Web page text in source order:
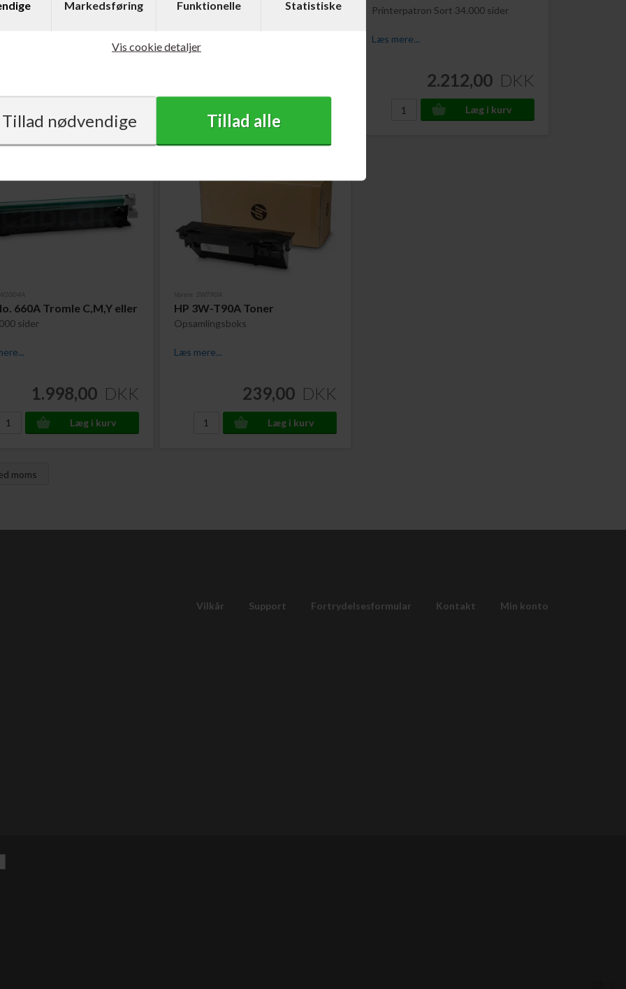
Markedsføring Funktionelle Statistiske
Vis cookie detaljer
Gul 29.000 sider Printerpatron Magenta 29.000 sider Printerpatron Sort 34.000 sider
Læs mere...
2.212,00 DKK
660A Tromle C,M,Y eller
sider
1.998,00 DKK
Varenr. 3WT90A
HP 3W-T90A Toner
Opsamlingsboks
Læs mere...
239,00 DKK
moms
Vilkår Support Fortrydelsesformular Kontakt Min konto